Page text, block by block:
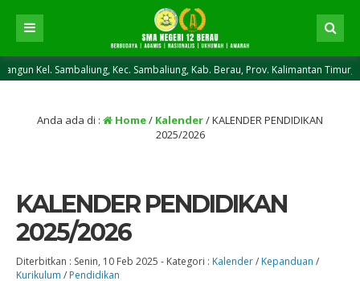
Sambaliung, Kec. Sambaliung, Kab. Berau, Prov. Kalimantan Timur, Kode
Anda ada di : Home/ Kalender/KALENDER PENDIDIKAN
2025/2026
KALENDER PENDIDIKAN
2025/2026
Diterbitkan : Senin, 10 Feb 2025 - Kategori : Kalender/ Kepanduan /
Kurikulum / Pendidikan